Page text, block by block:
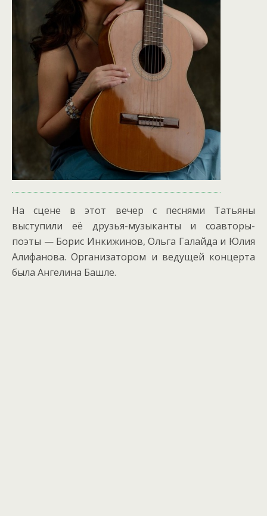
На сцене в этот вечер с песнями Татьяны
выступили её друзья-музыканты и соавторы-
поэты — Борис Инкижинов, Ольга Галайда и Юлия
Алифанова. Организатором и ведущей концерта
была Ангелина Башле.